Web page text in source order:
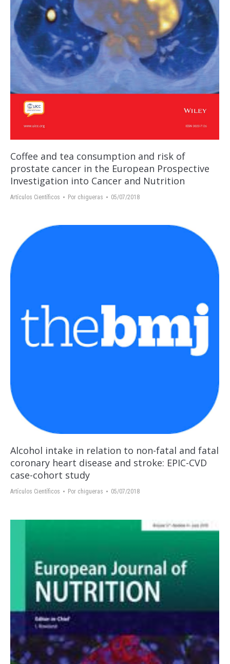
Coffee and tea consumption and risk of
prostate cancer in the European Prospective
Investigation into Cancer and Nutrition
Artículos Científicos Por chigueras 05/07/2018
Alcohol intake in relation to non-fatal and fatal
coronary heart disease and stroke: EPIC-CVD
case-cohort study
Artículos Científicos Por chigueras 05/07/2018